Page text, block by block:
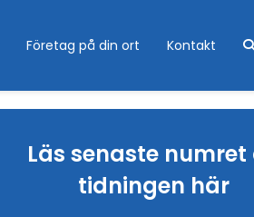
Företag på din ort Kontakt
Läs senaste numret
tidningen här